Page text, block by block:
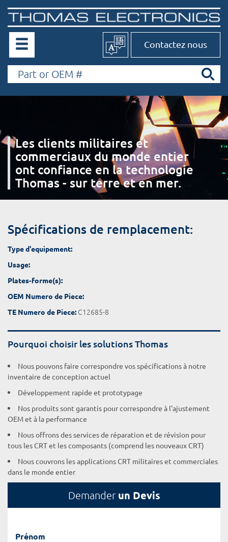
Contactez nous
Les clients militaires et
commerciaux du monde entier
ont confiance en la technologie
Thomas - sur terre et en mer.
Spécifications de remplacement:
Type d'equipement:
Usage:
Plates-forme(s):
OEM Numero de Piece:
TE Numero de Piece: C12685-8
Pourquoi choisir les solutions Thomas
Nous pouvons faire correspondre vos spécifications à notre
inventaire de conception actuel
Développement rapide et prototypage
Nos produits sont garantis pour correspondre à l'ajustement
OEM et à la performance
Nous offrons des services de réparation et de révision pour
tous les CRT et les composants (comprend les nouveaux CRT)
Nous couvrons les applications CRT militaires et commerciales
dans le monde entier
Demander un Devis
Prénom